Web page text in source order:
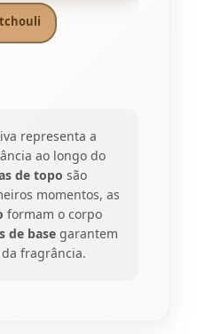
representa a
ao longo do
de topo são
momentos, as
formam o corpo
de basegarantem
fragrância.